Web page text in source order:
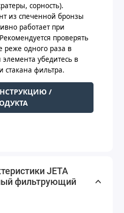
сорность).
из спеченной бронзы
работает при
проверять
реже одного раза в
убедитесь в
стакана фильтра.
/
JETA
фильтрующий